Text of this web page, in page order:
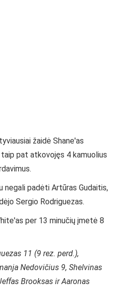
žaidė Shane'as
taip pat atkovojęs 4 kamuolius
negali padėti Artūras Gudaitis,
Sergio Rodriguezas.
per 13 minučių įmetė 8
11 (9 rez. perd.),
Nedovičius 9, Shelvinas
Brooksas ir Aaronas